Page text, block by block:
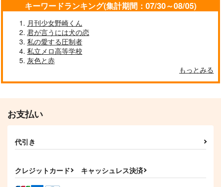
キーワードランキング(集計期間：07/30～08/05)
月刊少女野崎くん
君が言うには犬の恋
私の愛する圧制者
私立メロ高等学校
灰色と赤
もっとみる
お支払い
代引き
クレジットカード キャッシュレス決済